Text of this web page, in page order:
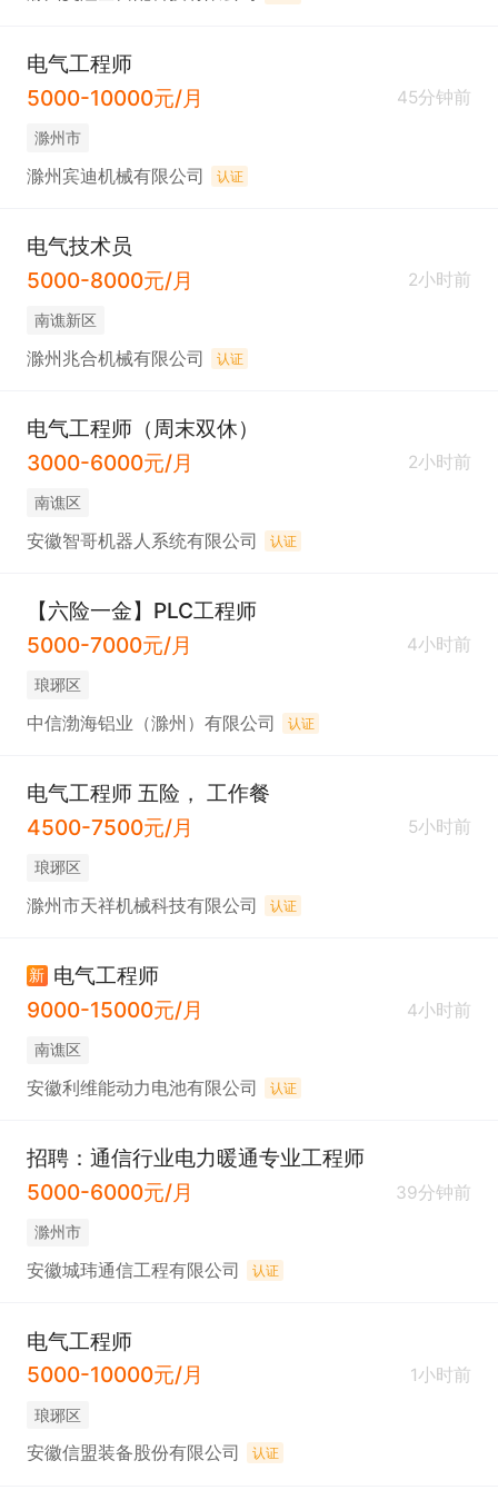
电气工程师
5000-10000元/月
45分钟前
滁州市
滁州宾迪机械有限公司 认证
电气技术员
5000-8000元/月
2小时前
南谯新区
滁州兆合机械有限公司 认证
电气工程师（周末双休）
3000-6000元/月
2小时前
南谯区
安徽智哥机器人系统有限公司 认证
【六险一金】PLC工程师
5000-7000元/月
4小时前
琅琊区
中信渤海铝业（滁州）有限公司 认证
电气工程师 五险， 工作餐
4500-7500元/月
5小时前
琅琊区
滁州市天祥机械科技有限公司 认证
新 电气工程师
9000-15000元/月
4小时前
南谯区
安徽利维能动力电池有限公司 认证
招聘：通信行业电力暖通专业工程师
5000-6000元/月
39分钟前
滁州市
安徽城玮通信工程有限公司 认证
电气工程师
5000-10000元/月
1小时前
琅琊区
安徽信盟装备股份有限公司 认证